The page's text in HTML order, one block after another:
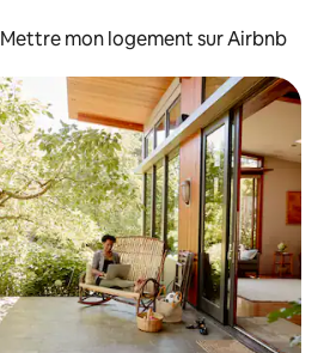
Mettre mon logement sur Airbnb